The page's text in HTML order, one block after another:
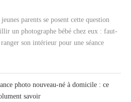
parents se posent cette question
un photographe bébé chez eux : faut-
son intérieur pour une séance
photo nouveau-né à domicile : ce
savoir